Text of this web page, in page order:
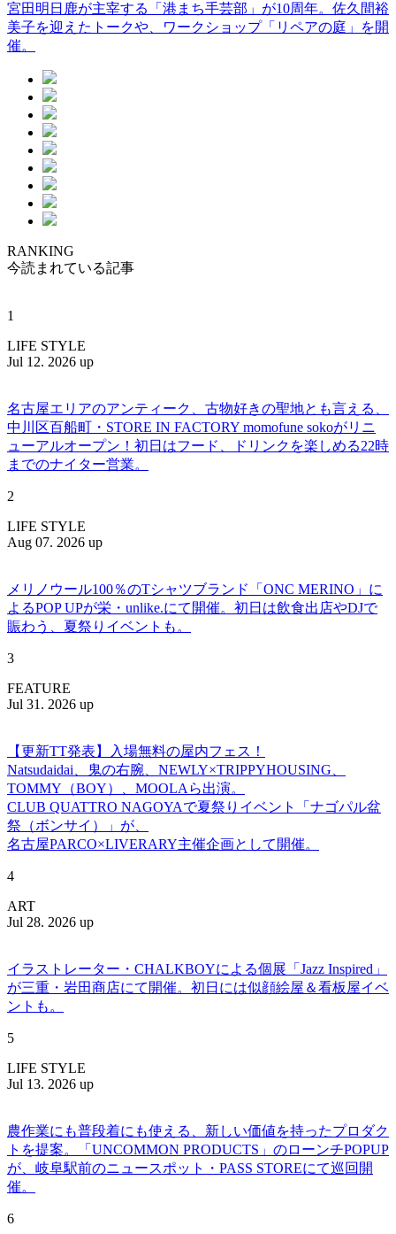
宮田明日鹿が主宰する「港まち手芸部」が10周年。佐久間裕
美子を迎えたトークや、ワークショップ「リペアの庭」を開
催。
RANKING
今読まれている記事
1
LIFE STYLE
Jul 12. 2026 up
名古屋エリアのアンティーク、古物好きの聖地とも言える、
中川区百船町・STORE IN FACTORY momofune sokoがリニ
ューアルオープン！初日はフード、ドリンクを楽しめる22時
までのナイター営業。
2
LIFE STYLE
Aug 07. 2026 up
メリノウール100％のTシャツブランド「ONC MERINO」に
よるPOP UPが栄・unlike.にて開催。初日は飲食出店やDJで
賑わう、夏祭りイベントも。
3
FEATURE
Jul 31. 2026 up
【更新TT発表】入場無料の屋内フェス！
Natsudaidai、鬼の右腕、NEWLY×TRIPPYHOUSING、
TOMMY（BOY）、MOOLAら出演。
CLUB QUATTRO NAGOYAで夏祭りイベント「ナゴパル盆
祭（ボンサイ）」が、
名古屋PARCO×LIVERARY主催企画として開催。
4
ART
Jul 28. 2026 up
イラストレーター・CHALKBOYによる個展「Jazz Inspired」
が三重・岩田商店にて開催。初日には似顔絵屋＆看板屋イベ
ントも。
5
LIFE STYLE
Jul 13. 2026 up
農作業にも普段着にも使える、新しい価値を持ったプロダク
トを提案。「UNCOMMON PRODUCTS」のローンチPOPUP
が、岐阜駅前のニュースポット・PASS STOREにて巡回開
催。
6